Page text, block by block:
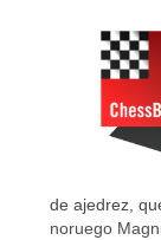
de ajedrez,
noruego